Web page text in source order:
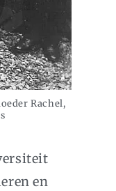
Rachel,
en